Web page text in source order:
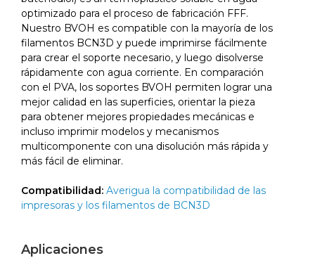
optimizado para el proceso de fabricación FFF.
Nuestro BVOH es compatible con la mayoría de los
filamentos BCN3D y puede imprimirse fácilmente
para crear el soporte necesario, y luego disolverse
rápidamente con agua corriente. En comparación
con el PVA, los soportes BVOH permiten lograr una
mejor calidad en las superficies, orientar la pieza
para obtener mejores propiedades mecánicas e
incluso imprimir modelos y mecanismos
multicomponente con una disolución más rápida y
más fácil de eliminar.
Compatibilidad: Averigua la compatibilidad de las
impresoras y los filamentos de BCN3D
Aplicaciones